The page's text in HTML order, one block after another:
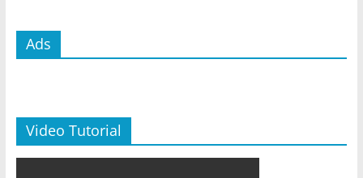
Ads
Video Tutorial